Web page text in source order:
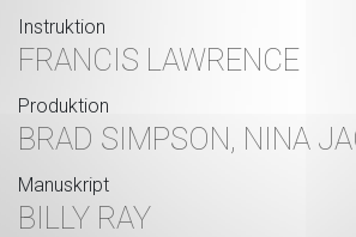
Instruktion
FRANCIS LAWRENCE
Produktion
BRAD SIMPSON, NINA
Manuskript
BILLY RAY